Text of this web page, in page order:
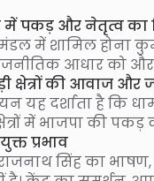
पकड़ और नेतृत्व का
में शामिल होना
आधार को और
क्षेत्रों की आवाज और
यह दर्शाता है कि
में भाजपा की
प्रभाव
सिंह का